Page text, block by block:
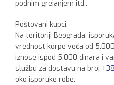
podnim grejanjem itd..
Poštovani kupci,
Na teritoriji Beograda,
vrednost korpe veća od
iznose ispod 5.000 dinara i
službu za dostavu na broj
oko isporuke robe.